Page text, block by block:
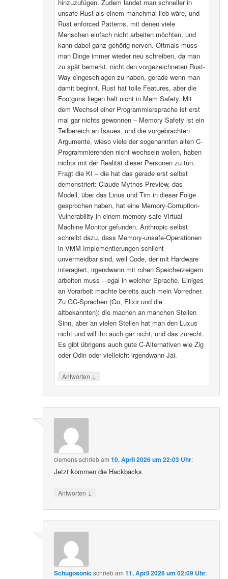
hinzuzufügen. Zudem landet man schneller in
unsafe Rust als einem manchmal lieb wäre, und
Rust enforced Patterns, mit denen viele
Menschen einfach nicht arbeiten möchten, und
kann dabei ganz gehörig nerven. Oftmals muss
man Dinge immer wieder neu schreiben, da man
zu spät bemerkt, nicht den vorgezeichneten Rust-
Way eingeschlagen zu haben, gerade wenn man
damit beginnt. Rust hat tolle Features, aber die
Footguns liegen halt nicht in Mem Safety. Mit
dem Wechsel einer Programmiersprache ist erst
mal gar nichts gewonnen – Memory Safety ist ein
Teilbereich an Issues, und die vorgebrachten
Argumente, wieso viele der sogenannten alten C-
Programmierenden nicht wechseln wollen, haben
nichts mit der Realität dieser Personen zu tun.
Fragt die KI – die hat das gerade erst selbst
demonstriert: Claude Mythos Preview, das
Modell, über das Linus und Tim in dieser Folge
gesprochen haben, hat eine Memory-Corruption-
Vulnerability in einem memory-safe Virtual
Machine Monitor gefunden. Anthropic selbst
schreibt dazu, dass Memory-unsafe-Operationen
in VMM-Implementierungen schlicht
unvermeidbar sind, weil Code, der mit Hardware
interagiert, irgendwann mit rohen Speicherzeigern
arbeiten muss – egal in welcher Sprache. Einiges
an Vorarbeit machte bereits auch mein Vorredner.
Zu GC-Sprachen (Go, Elixir und die
altbekannten): die machen an manchen Stellen
Sinn, aber an vielen Stellen hat man den Luxus
nicht und will ihn auch gar nicht, und das zurecht.
Es gibt übrigens auch gute C-Alternativen wie Zig
oder Odin oder vielleicht irgendwann Jai.
Antworten ↓
clemensschriebam10. April 2026 um 22:03 Uhr:
Jetzt kommen die Hackbacks
Antworten ↓
Schugosonicschriebam11. April 2026 um 02:09 Uhr: